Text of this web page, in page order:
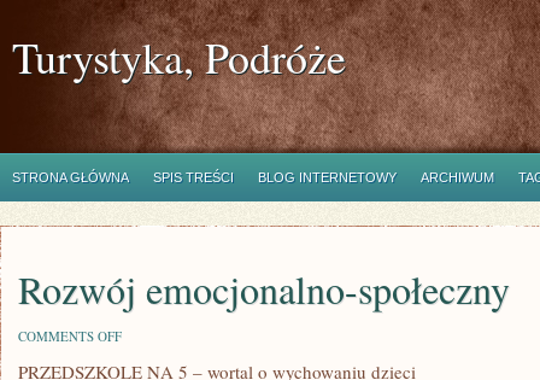
Turystyka, Podróże
STRONA GŁÓWNA SPIS TREŚCI BLOG INTERNETOWY ARCHIWUM
Rozwój emocjonalno-społeczny
COMMENTS OFFON
EMOCJONALNO-
PRZEDSZKOLE NA 5 – wortal o wychowaniu dzieci